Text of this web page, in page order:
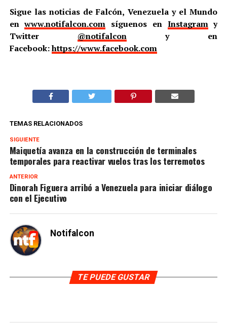
Sigue las noticias de Falcón, Venezuela y el Mundo
enwww.notifalcon.com síguenos en Instagramy
Twitter @notifalcony en
Facebook:https://www.facebook.com
TEMAS RELACIONADOS
SIGUIENTE
Maiquetía avanza en la construcción de terminales
temporales para reactivar vuelos tras los terremotos
ANTERIOR
Dinorah Figuera arribó a Venezuela para iniciar diálogo
con el Ejecutivo
Notifalcon
TE PUEDE GUSTAR